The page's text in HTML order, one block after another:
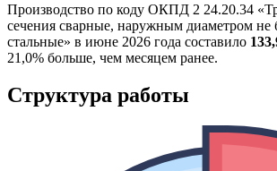
Производство по коду ОКПД 2 24.20.34
сечения сварные, наружным диаметром не
стальные» в июне 2026 года составило
21,0% больше, чем месяцем ранее.
Структура работы